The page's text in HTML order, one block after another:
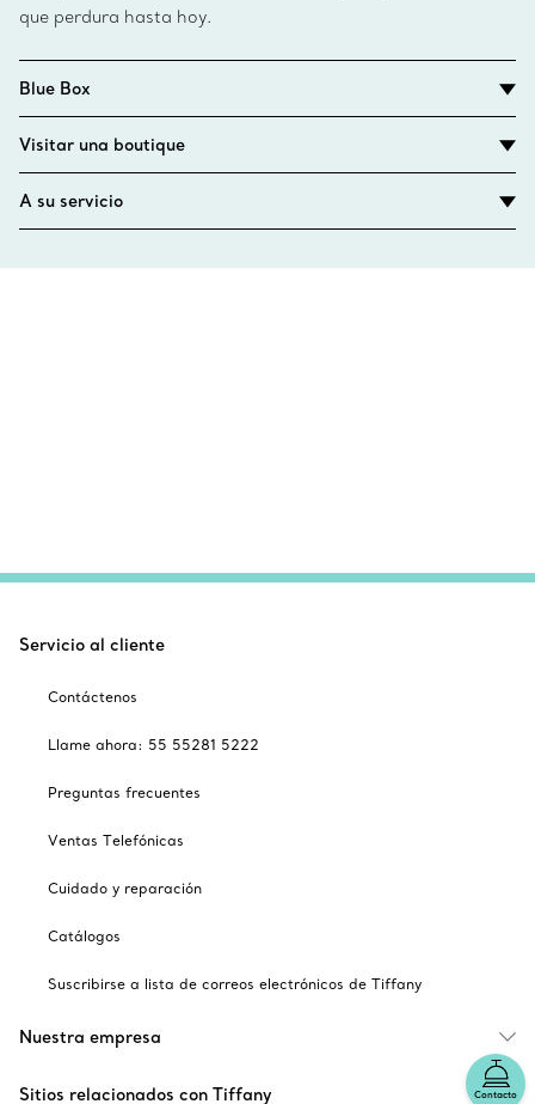
que perdura hasta hoy.
Blue Box
Visitar una boutique
A su servicio
Contacto
Servicio al cliente
Contáctenos
Llame ahora: 55 55281 5222
Preguntas frecuentes
Ventas Telefónicas
Cuidado y reparación
Catálogos
Suscribirse a lista de correos electrónicos de Tiffany
Nuestra empresa
Sitios relacionados con Tiffany